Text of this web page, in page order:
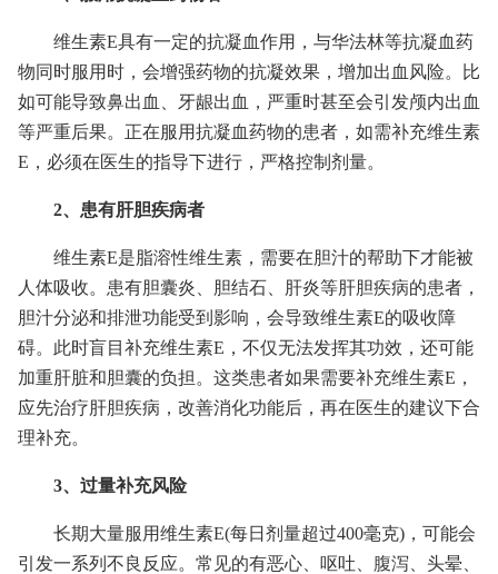
维生素E具有一定的抗凝血作用，与华法林等抗凝血药
物同时服用时，会增强药物的抗凝效果，增加出血风险。比
如可能导致鼻出血、牙龈出血，严重时甚至会引发颅内出血
等严重后果。正在服用抗凝血药物的患者，如需补充维生素
E，必须在医生的指导下进行，严格控制剂量。
2、患有肝胆疾病者
维生素E是脂溶性维生素，需要在胆汁的帮助下才能被
人体吸收。患有胆囊炎、胆结石、肝炎等肝胆疾病的患者，
胆汁分泌和排泄功能受到影响，会导致维生素E的吸收障
碍。此时盲目补充维生素E，不仅无法发挥其功效，还可能
加重肝脏和胆囊的负担。这类患者如果需要补充维生素E，
应先治疗肝胆疾病，改善消化功能后，再在医生的建议下合
理补充。
3、过量补充风险
长期大量服用维生素E(每日剂量超过400毫克)，可能会
引发一系列不良反应。常见的有恶心、呕吐、腹泻、头晕、